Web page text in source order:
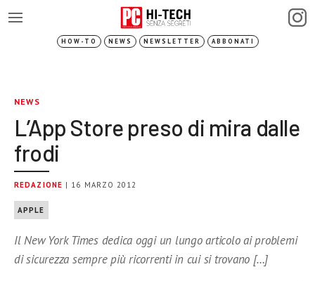
HOW-TO NEWS NEWSLETTER ABBONATI
NEWS
L’App Store preso di mira dalle
frodi
REDAZIONE | 16 MARZO 2012
APPLE
Il New York Times dedica oggi un lungo articolo ai problemi
di sicurezza sempre più ricorrenti in cui si trovano […]